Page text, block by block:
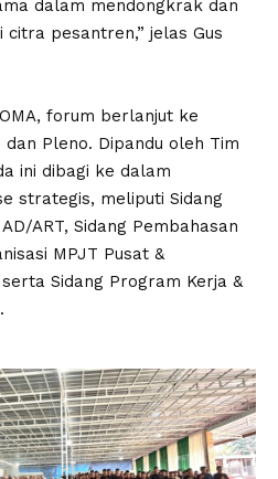
dalam mendongkrak dan
citra pesantren,” jelas Gus
forum berlanjut ke
dan Pleno. Dipandu oleh Tim
ini dibagi ke dalam
strategis, meliputi Sidang
ART, Sidang Pembahasan
MPJT Pusat &
Sidang Program Kerja &